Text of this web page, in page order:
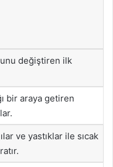
değiştiren ilk
bir araya getiren
ve yastıklar ile sıcak